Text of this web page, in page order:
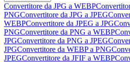
Convertitore da JPG a WEBP
PNGConvertitore da JPG a JPEG
WEBPConvertitore da JPEG a JPG
PNGConvertitore da PNG a WEBP
JPGConvertitore da PNG a JPEG
JPGConvertitore da WEBP a PNG
JPEGConvertitore da JFIF a WEBP